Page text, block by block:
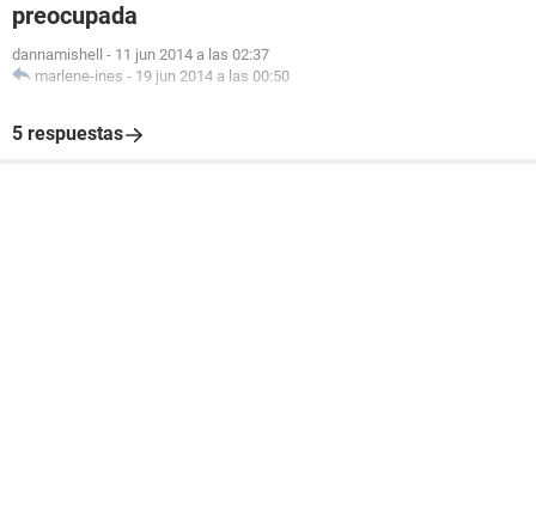
preocupada
dannamishell - 11 jun 2014 a las 02:37
marlene-ines - 19 jun 2014 a las 00:50
5 respuestas